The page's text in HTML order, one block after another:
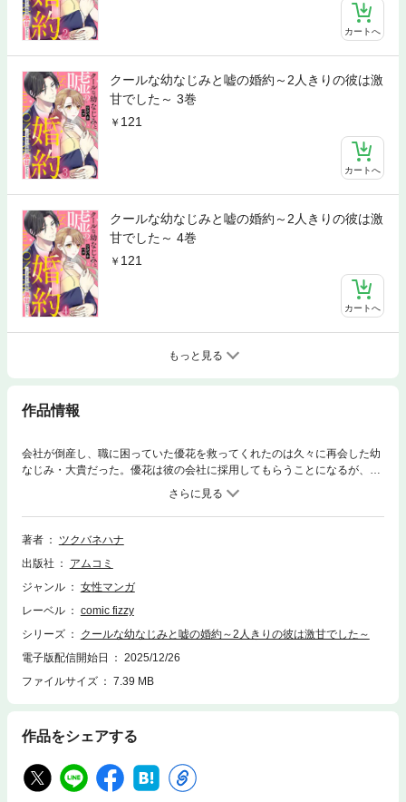
カートへ
クールな幼なじみと嘘の婚約～2人きりの彼は激
甘でした～ 3巻
121
カートへ
クールな幼なじみと嘘の婚約～2人きりの彼は激
甘でした～ 4巻
121
カートへ
もっと見る
作品情報
会社が倒産し、職に困っていた優花を救ってくれたのは久々に再会した幼
なじみ・大貴だった。優花は彼の会社に採用してもらうことになるが、そ
れにはとある条件が付いていて…!? クールで無愛想、なのに溺愛がすぎる
著者
ツクバネハナ
出版社
アムコミ
ジャンル
女性マンガ
レーベル
comic fizzy
シリーズ
クールな幼なじみと嘘の婚約～2人きりの彼は激甘でした～
電子版配信開始日
2025/12/26
ファイルサイズ
7.39 MB
作品をシェアする